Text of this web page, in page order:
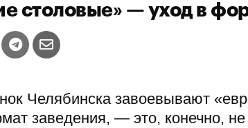
столовые» — уход в
Челябинска завоевывают
заведения, — это, конечно,